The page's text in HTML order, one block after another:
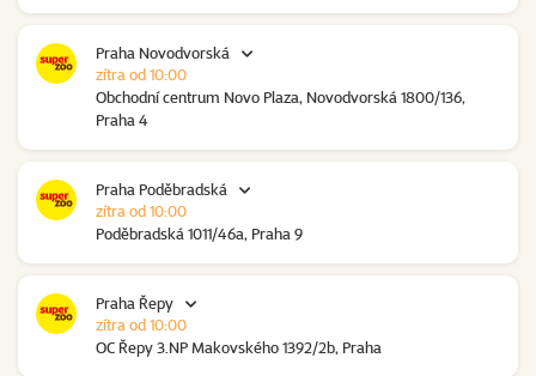
Praha Novodvorská
Obchodní centrum Novo Plaza, Novodvorská 1800/136,
Praha 4
zítra od 10:00
Praha Poděbradská
Poděbradská 1011/46a, Praha 9
zítra od 10:00
Praha Řepy
OC Řepy 3.NP Makovského 1392/2b, Praha
zítra od 10:00